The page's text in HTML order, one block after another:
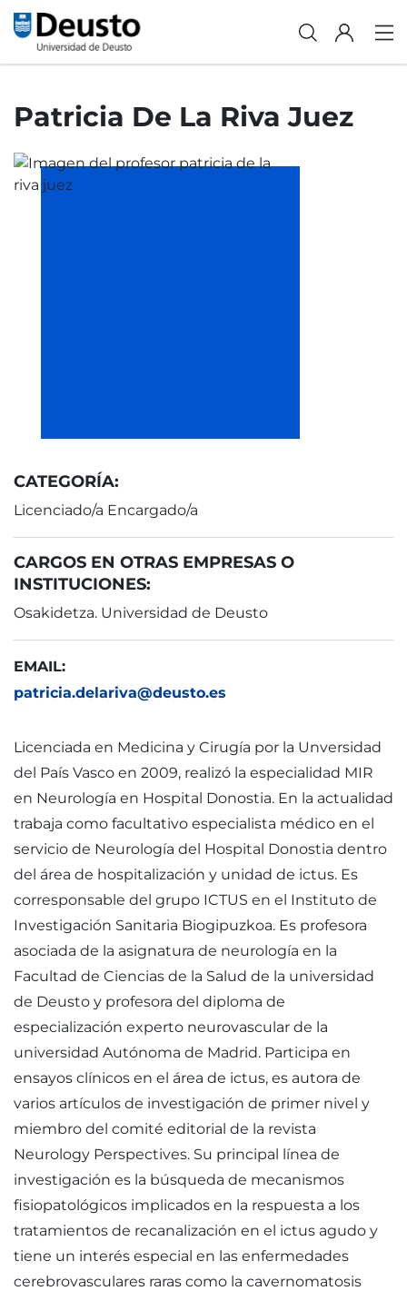
Patricia De La Riva Juez
CATEGORÍA:
Licenciado/a Encargado/a
CARGOS EN OTRAS EMPRESAS O
INSTITUCIONES:
Osakidetza. Universidad de Deusto
EMAIL:
patricia.delariva@deusto.es
Licenciada en Medicina y Cirugía por la Unversidad
del País Vasco en 2009, realizó la especialidad MIR
en Neurología en Hospital Donostia. En la actualidad
trabaja como facultativo especialista médico en el
servicio de Neurología del Hospital Donostia dentro
del área de hospitalización y unidad de ictus. Es
corresponsable del grupo ICTUS en el Instituto de
Investigación Sanitaria Biogipuzkoa. Es profesora
asociada de la asignatura de neurología en la
Facultad de Ciencias de la Salud de la universidad
de Deusto y profesora del diploma de
especialización experto neurovascular de la
universidad Autónoma de Madrid. Participa en
ensayos clínicos en el área de ictus, es autora de
varios artículos de investigación de primer nivel y
miembro del comité editorial de la revista
Neurology Perspectives. Su principal línea de
investigación es la búsqueda de mecanismos
fisiopatológicos implicados en la respuesta a los
tratamientos de recanalización en el ictus agudo y
tiene un interés especial en las enfermedades
cerebrovasculares raras como la cavernomatosis